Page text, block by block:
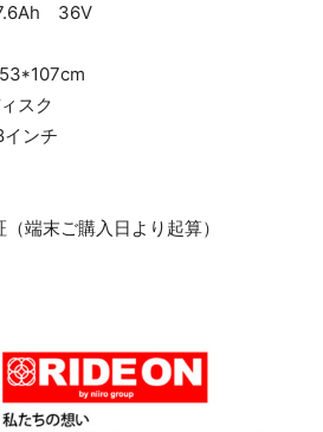
36V
スク
ンチ
端末ご購入日より起算）